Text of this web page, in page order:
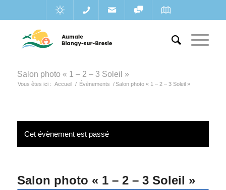
Salon photo « 1 – 2 – 3 Soleil »
Vous êtes ici : Accueil / Évènements / Salon photo « 1 – 2 – 3 Soleil »
Cet évènement est passé
Salon photo « 1 – 2 – 3 Soleil »